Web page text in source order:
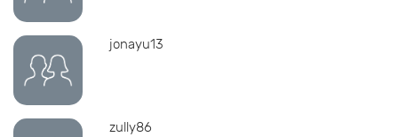
jonayu13
zully86